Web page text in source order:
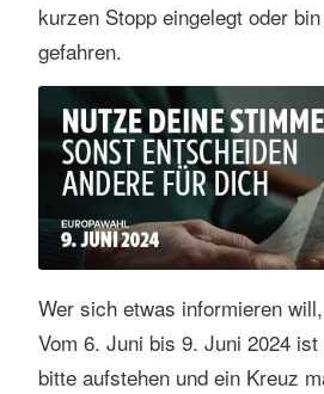
kurzen Stopp eingelegt oder
gefahren.
Wer sich etwas informieren
Vom 6. Juni bis 9. Juni 2024
bitte aufstehen und ein Kreuz